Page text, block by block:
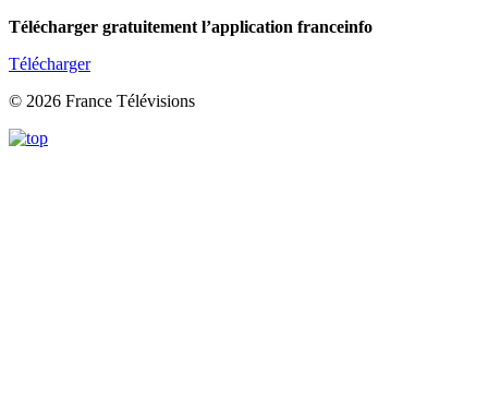
Télécharger gratuitement l’application franceinfo
Télécharger
© 2026 France Télévisions